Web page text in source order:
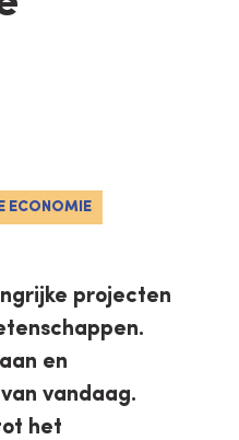
ECONOMIE
projecten
en
vandaag.
het